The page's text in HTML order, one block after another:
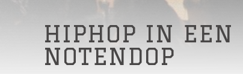
HIPHOP IN EEN
NOTENDOP